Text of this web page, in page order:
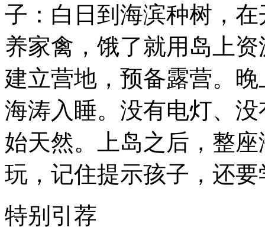
子：白日到海滨种树，
养家禽，饿了就用岛上
建立营地，预备露营。
海涛入睡。没有电灯、
始天然。上岛之后，整
玩，记住提示孩子，还
特别引荐